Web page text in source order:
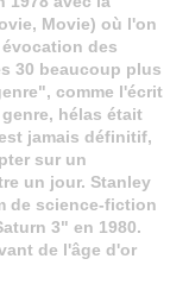
Movie) où l'on
des
30 beaucoup plus
comme l'écrit
hélas était
jamais définitif,
sur un
un jour. Stanley
de science-fiction
3" en 1980.
de l'âge d'or